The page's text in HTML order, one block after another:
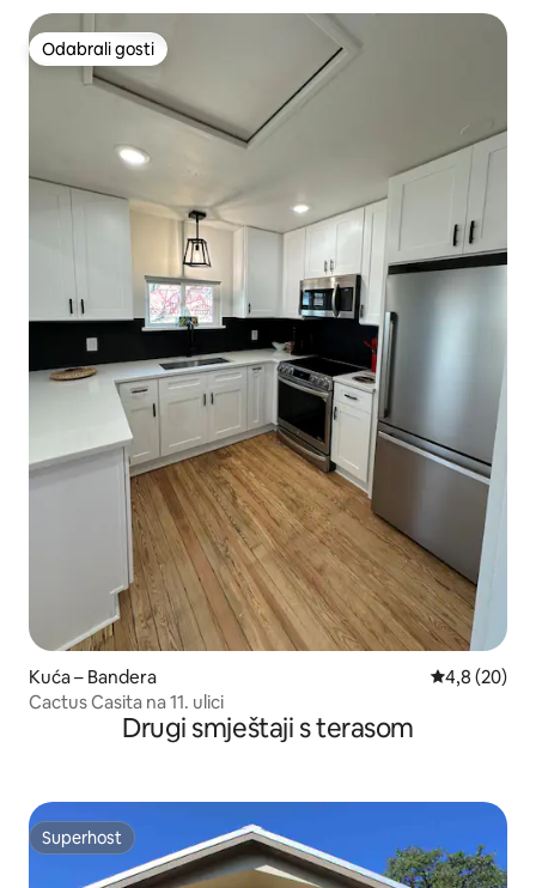
Odabrali gosti
Odabrali gosti
Kuća – Bandera Prosječna
4,8 (20)
Cactus Casita na 11. ulici
Drugi smještaji s terasom
Superhost
Superhost